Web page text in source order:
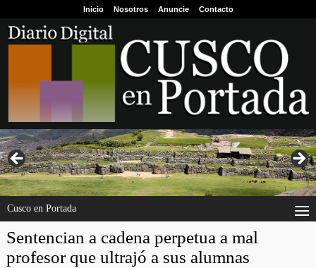
Inicio Nosotros Anuncie Contacto
Cusco en Portada
Sentencian a cadena perpetua a mal
profesor que ultrajó a sus alumnas